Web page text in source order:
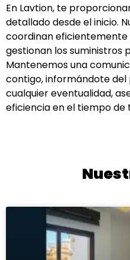
En Lavtion, te
detallado desde el inicio.
coordinan eficientemente
gestionan los suministros
Mantenemos una
contigo, informándote del
cualquier eventualidad,
eficiencia en el tiempo de